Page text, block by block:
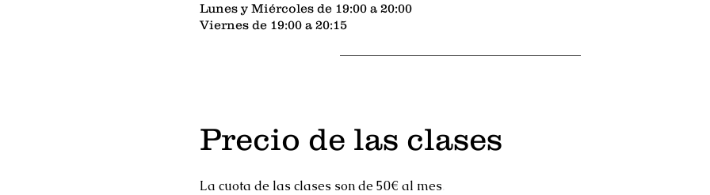
Lunes y Miércoles de 19:00 a 20:00
Viernes de 19:00 a 20:15
Precio de las clases
La cuota de las clases son de 50€ al mes